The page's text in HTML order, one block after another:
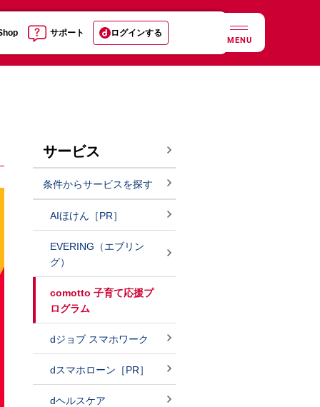
サポート ログインする
MENU
サービス
条件からサービスを探す
AIほけん［PR］
EVERING（エブリン
グ）
comotto 子育て応援プ
ログラム
dジョブ スマホワーク
dスマホローン［PR］
dヘルスケア